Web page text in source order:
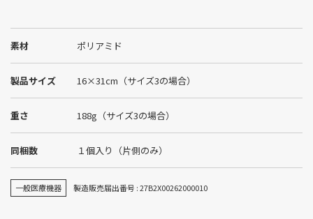
素材 ポリアミド
製品サイズ 16×31cm（サイズ3の場合）
重さ 188g（サイズ3の場合）
同梱数 １個入り（片側のみ）
一般医療機器 製造販売届出番号 : 27B2X00262000010